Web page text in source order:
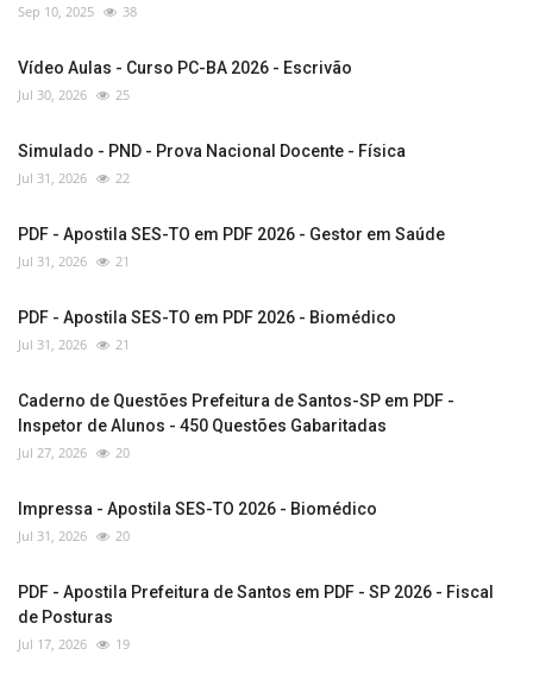
Sep 10, 2025 38
Vídeo Aulas - Curso PC-BA 2026 - Escrivão
Jul 30, 2026 25
Simulado - PND - Prova Nacional Docente - Física
Jul 31, 2026 22
PDF - Apostila SES-TO em PDF 2026 - Gestor em Saúde
Jul 31, 2026 21
PDF - Apostila SES-TO em PDF 2026 - Biomédico
Jul 31, 2026 21
Caderno de Questões Prefeitura de Santos-SP em PDF -
Inspetor de Alunos - 450 Questões Gabaritadas
Jul 27, 2026 20
Impressa - Apostila SES-TO 2026 - Biomédico
Jul 31, 2026 20
PDF - Apostila Prefeitura de Santos em PDF - SP 2026 - Fiscal
de Posturas
Jul 17, 2026 19